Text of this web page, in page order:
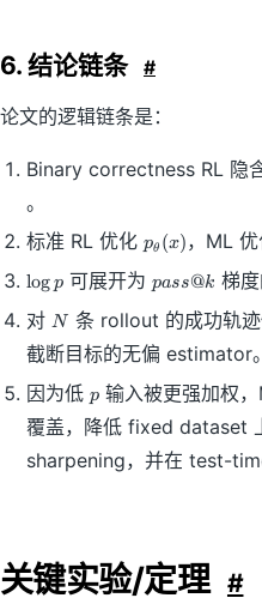
x
)
=
0
6. 结论链条 #
论文的逻辑链条是：
Binary correctness RL 隐
。
标准 RL 优化p
_
\
h
e
a
(
x
)
pθ (x)，ML
\
o
g
p
log p 可展开为p
a
ss
@
k
pass@k 梯
对N
N 条 rollout 的成功轨
截断目标的无偏 estimator。
因为低p
p 输入被更强加权
覆盖，降低 fixed dataset
sharpening，并在 test-
关键实验/定理 #